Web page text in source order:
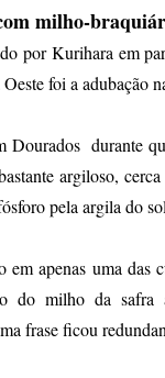
milho-
por Kurihara em
foi a adubação
Dourados durante
argiloso,
pela argila do
em apenas uma
do milho da safra
frase ficou